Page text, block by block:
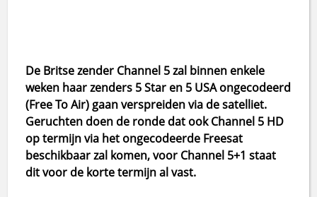
De Britse zender Channel 5 zal binnen enkele
weken haar zenders 5 Star en 5 USA ongecodeerd
(Free To Air) gaan verspreiden via de satelliet.
Geruchten doen de ronde dat ook Channel 5 HD
op termijn via het ongecodeerde Freesat
beschikbaar zal komen, voor Channel 5+1 staat
dit voor de korte termijn al vast.